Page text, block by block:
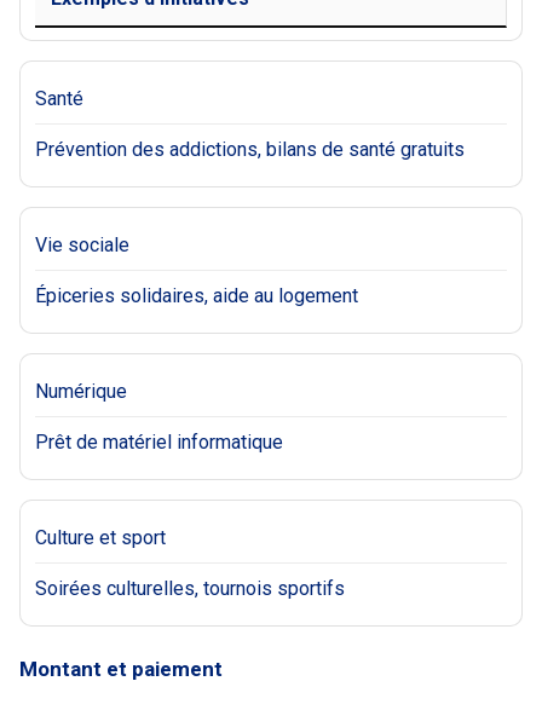
Santé
Prévention des addictions, bilans de santé gratuits
Vie sociale
Épiceries solidaires, aide au logement
Numérique
Prêt de matériel informatique
Culture et sport
Soirées culturelles, tournois sportifs
Montant et paiement